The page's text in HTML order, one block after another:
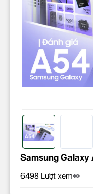
Samsung Galaxy
6498 Lượt xem